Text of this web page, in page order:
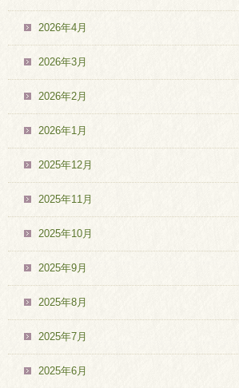
2026年4月
2026年3月
2026年2月
2026年1月
2025年12月
2025年11月
2025年10月
2025年9月
2025年8月
2025年7月
2025年6月